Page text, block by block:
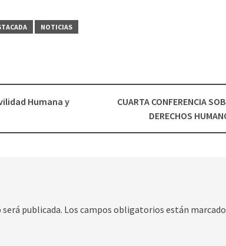
NOTICIAS
Humana y
CUARTA CONFERENCIA
DERECHOS
publicada. Los campos obligatorios están